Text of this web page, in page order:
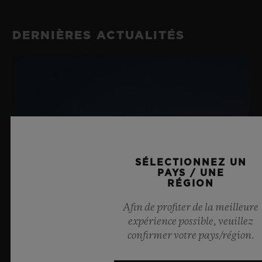
DERNIÈRES ACTUALITÉS
SÉLECTIONNEZ UN
PAYS / UNE
RÉGION
Afin de profiter de la meilleure
expérience possible, veuillez
confirmer votre pays/région.